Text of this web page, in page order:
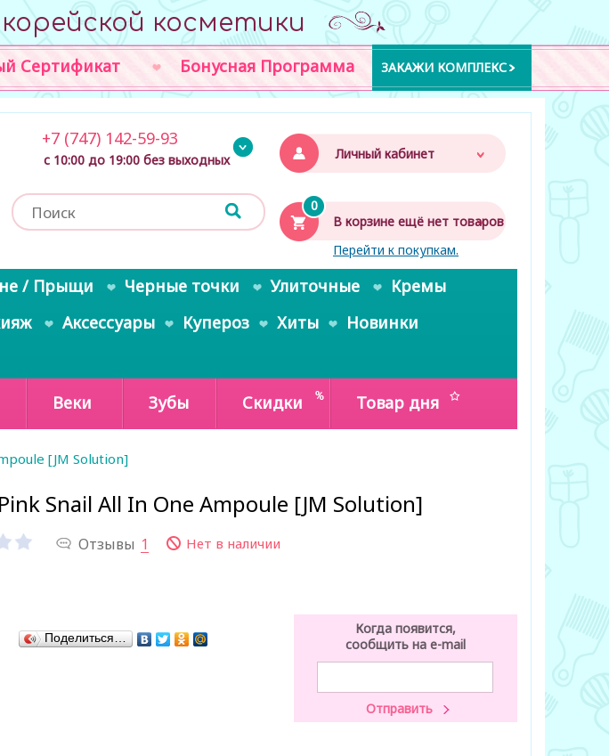
косметики
Сертификат Бонусная Программа ЗАКАЖИ КОМПЛЕКС
Личный кабинет
0
В корзине ещё нет товаров
Перейти к покупкам.
+7 (747) 142-59-93
с 10:00 до 19:00 без выходных
/ Прыщи Черные точки Улиточные
Кремы
Аксессуары Купероз Хиты
Новинки
Веки Зубы Скидки Товар дня
[JM Solution]
Snail All In One Ampoule [JM Solution]
Отзывы 1 Нет в наличии
Когда появится,
сообщить на e-mail
Поделиться…